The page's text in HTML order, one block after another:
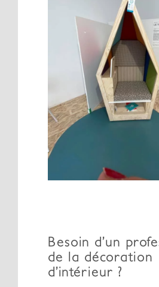
Besoin d’un
de la décoration
d’intérieur ?